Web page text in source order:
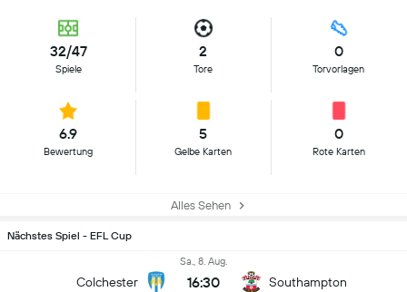
32/47
Spiele
2
Tore
0
Torvorlagen
6.9
Bewertung
5
Gelbe Karten
0
Rote Karten
Alles Sehen
Nächstes Spiel - EFL Cup
Colchester
Sa., 8. Aug.
16:30 Southampton